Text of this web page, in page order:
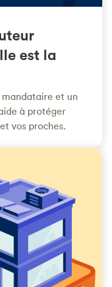
est la
et un
à protéger
vos proches.